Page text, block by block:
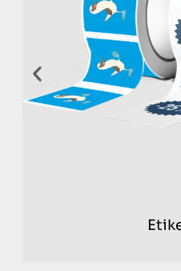
Hvis du vil udvide din
overveje andre løsninger.
ellervisitkort.
forskellige måder at
FAQ om foldere
Hvad er forskellen
der er hæftet sammen i